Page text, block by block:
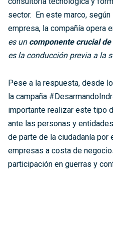
sector. En este marco,
empresa, la compañía opera
es un componente crucial
es la conducción previa a la
Pese a la respuesta, desde
la campaña
importante realizar este tipo
ante las personas y
de parte de la ciudadanía por
empresas a costa de
participación en guerras y